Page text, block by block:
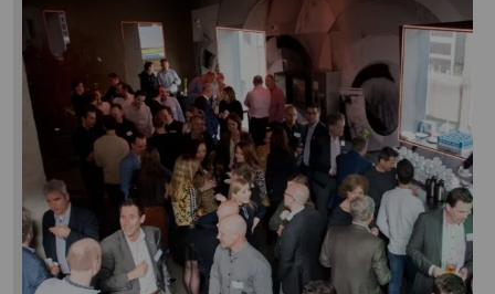
VIA
seminar
2026